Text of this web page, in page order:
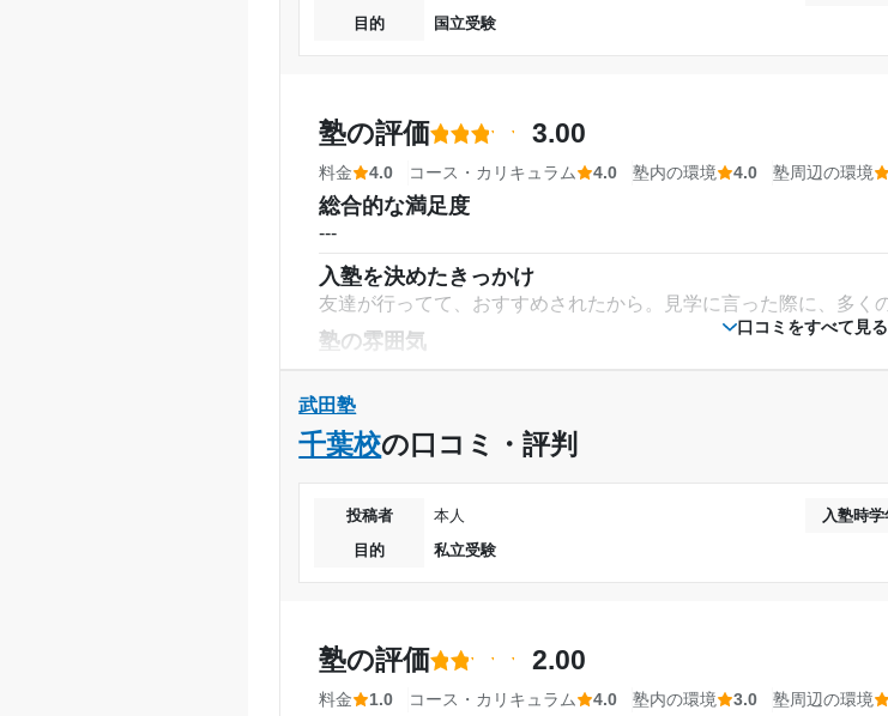
目的の達成度
志望校と合格状況 ---
※料金は口コミされた方が支払った金額の目安です。実際の料金とは異なる可能性がございます
塾周辺の環境
特にないです 講師は好き嫌いが多かった気がするが基本的に楽し
利用詳細
通塾期間
受講コース 通年
1日あたりの授業時間
目的の達成度
志望校と合格状況 ---
口コミをすべて見る
目的
国立受験
塾の評価 3.00
料金 4.0 コース・カリキュラム 4.0 塾内の環境 4.0 塾周辺の環境
総合的な満足度
---
入塾を決めたきっかけ
友達が行ってて、おすすめされたから。見学に言った際に、多く
塾の雰囲気
料金
少し高いが、妥当である。もう少し安かったら親の負担が減った
塾周辺の環境
周りが集中して取り組んでいた。自習室でも周りが集中して取り
武田塾
千葉校の口コミ・評判
投稿者 本人 入塾時学
目的
私立受験
塾の評価 2.00
料金 1.0 コース・カリキュラム 4.0 塾内の環境 3.0 塾周辺の環境